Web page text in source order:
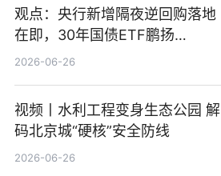
观点：央行新增隔夜逆回购落地
在即，30年国债ETF鹏扬
(511090) 盘中小幅上涨
2026-06-26
视频丨水利工程变身生态公园 解
码北京城“硬核”安全防线
2026-06-26